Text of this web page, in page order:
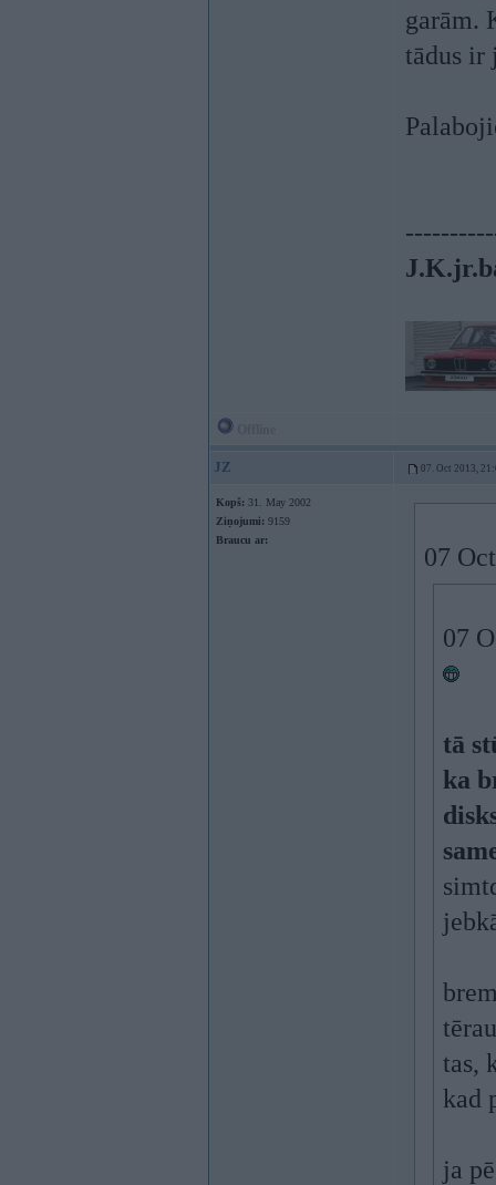
garām.
tādus ir
JZ 07. Oct 2013,
Kopš: 31. May 2002
Ziņojumi: 9159
Braucu ar:
07
07
tā
ka
tas,
kad
ja